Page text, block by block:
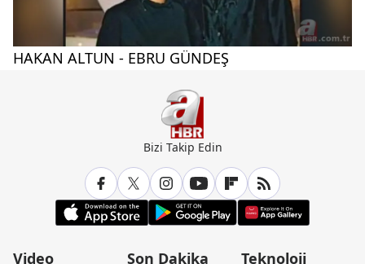
HAKAN ALTUN - EBRU GÜNDEŞ
Bizi Takip Edin
Video Son Dakika Teknoloji